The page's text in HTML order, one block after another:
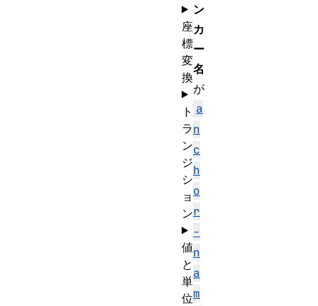
ン
カ
ー
名
が
a
n
c
h
o
r
-
n
a
m
座
標
変
換
ト
ラ
ン
ジ
シ
ョ
ン
値
と
単
位